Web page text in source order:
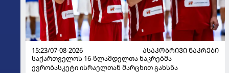
15:23/07-08-2026
ᲐᲡᲐᲙᲝᲑᲠᲘᲕᲘ ᲜᲐᲙᲠᲔᲑᲘ
საქართველოს 16-წლამდელთა ნაკრებმა
ევრობასკეტი ისრაელთან მარცხით გახსნა